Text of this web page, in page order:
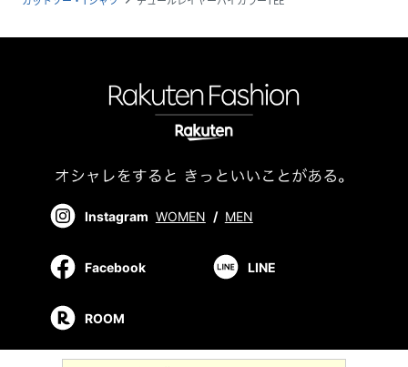
Instagram WOMEN / MEN
Facebook LINE
ROOM